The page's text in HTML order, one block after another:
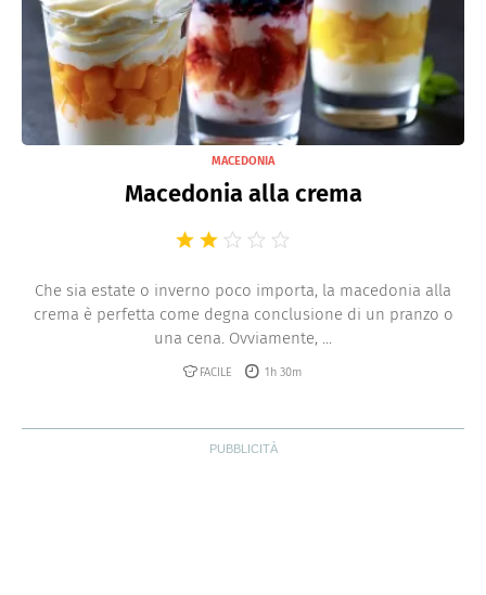
MACEDONIA
Macedonia alla crema
Che sia estate o inverno poco importa, la macedonia alla
crema è perfetta come degna conclusione di un pranzo o
una cena. Ovviamente, ...
FACILE 1h 30m